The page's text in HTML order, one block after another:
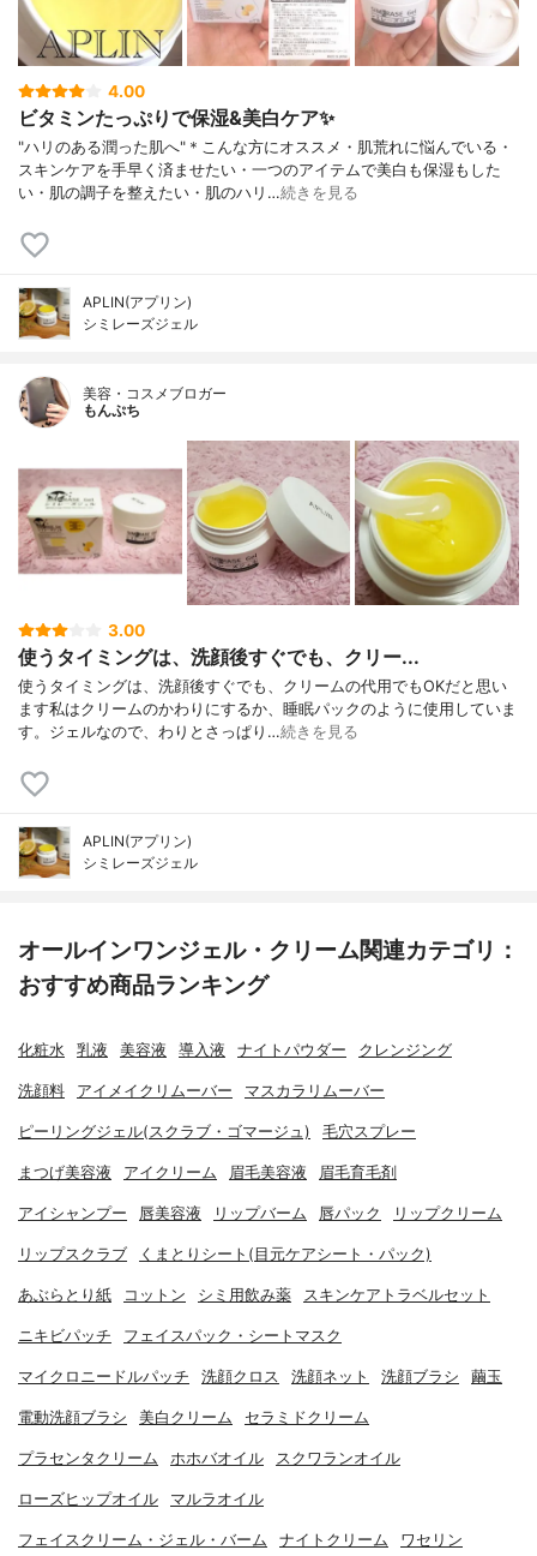
4.00
ビタミンたっぷりで保湿&美白ケア✨
"ハリのある潤った肌へ"＊こんな方にオススメ・肌荒れに悩んでいる・
スキンケアを手早く済ませたい・一つのアイテムで美白も保湿もした
い・肌の調子を整えたい・肌のハリ…続きを見る
APLIN(アプリン)
シミレーズジェル
美容・コスメブロガー
もんぷち
3.00
使うタイミングは、洗顔後すぐでも、クリー...
使うタイミングは、洗顔後すぐでも、クリームの代用でもOKだと思い
ます私はクリームのかわりにするか、睡眠パックのように使用していま
す。ジェルなので、わりとさっぱり…続きを見る
APLIN(アプリン)
シミレーズジェル
オールインワンジェル・クリーム関連カテゴリ：
おすすめ商品ランキング
化粧水 乳液 美容液 導入液 ナイトパウダー クレンジング
洗顔料 アイメイクリムーバー マスカラリムーバー
ピーリングジェル(スクラブ・ゴマージュ) 毛穴スプレー
まつげ美容液 アイクリーム 眉毛美容液 眉毛育毛剤
アイシャンプー 唇美容液 リップバーム 唇パック リップクリーム
リップスクラブ くまとりシート(目元ケアシート・パック)
あぶらとり紙 コットン シミ用飲み薬 スキンケアトラベルセット
ニキビパッチ フェイスパック・シートマスク
マイクロニードルパッチ 洗顔クロス 洗顔ネット 洗顔ブラシ 繭玉
電動洗顔ブラシ 美白クリーム セラミドクリーム
プラセンタクリーム ホホバオイル スクワランオイル
ローズヒップオイル マルラオイル
フェイスクリーム・ジェル・バーム ナイトクリーム ワセリン